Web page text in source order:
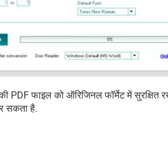
PDF फाइल को ऑरिजिनल फॉर्मेट में सुरक्षित
सकता है.